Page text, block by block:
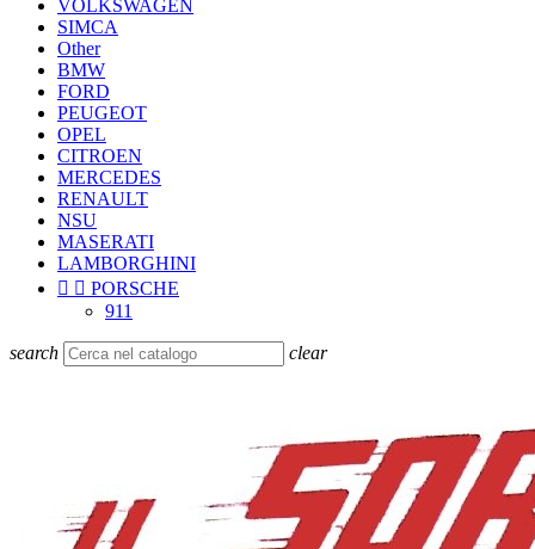
VOLKSWAGEN
SIMCA
Other
BMW
FORD
PEUGEOT
OPEL
CITROEN
MERCEDES
RENAULT
NSU
MASERATI
LAMBORGHINI
  PORSCHE
911
search clear